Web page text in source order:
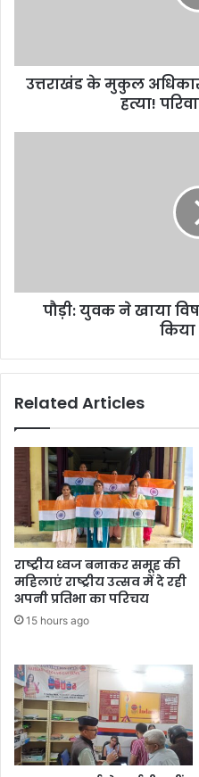
दर्दनाक
हत्या!उत्तराखंड के मुकुल
हत्या!
मृत
पौड़ी: युवक ने खाया
किया
Related Articles
राष्ट्रीय ध्वज बनाकर समूह की
महिलाएं राष्ट्रीय उत्सव में दे रही
अपनी प्रतिभा का परिचय
15 hours ago